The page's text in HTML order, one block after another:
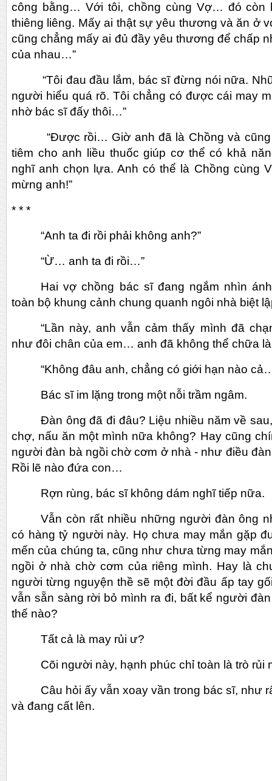
công bằng… Với tôi, chồng cùng Vợ… đó còn
thiêng liêng. Mấy ai thật sự yêu thương và ăn ở
cũng chẳng mấy ai đủ đầy yêu thương để chấp
của nhau…”
“Tôi đau đầu lắm, bác sĩ đừng nói nữa.
người hiểu quá rõ. Tôi chẳng có được cái may
nhờ bác sĩ đấy thôi…”
“Được rồi… Giờ anh đã là Chồng và cũng
tiêm cho anh liều thuốc giúp cơ thể có khả
nghĩ anh chọn lựa. Anh có thể là Chồng cùng
mừng anh!”
* * *
“Anh ta đi rồi phải không anh?”
“Ừ… anh ta đi rồi…”
Hai vợ chồng bác sĩ đang ngắm nhìn
toàn bộ khung cảnh chung quanh ngôi nhà biệt
“Lần này, anh vẫn cảm thấy mình đã
như đôi chân của em… anh đã không thể chữa
“Không đâu anh, chẳng có giới hạn nào
Bác sĩ im lặng trong một nỗi trầm ngâm.
Đàn ông đã đi đâu? Liệu nhiều năm về
chợ, nấu ăn một mình nữa không? Hay cũng
người đàn bà ngồi chờ cơm ở nhà - như điều
Rồi lẽ nào đứa con…
Rợn rùng, bác sĩ không dám nghĩ tiếp nữa.
Vẫn còn rất nhiều những người đàn ông
có hàng tỷ người này. Họ chưa may mắn gặp
mến của chúng ta, cũng như chưa từng may
ngồi ở nhà chờ cơm của riêng mình. Hay là
người từng nguyện thề sẽ một đời đầu ấp tay
vẫn sẵn sàng rời bỏ mình ra đi, bất kể người
thế nào?
Tất cả là may rủi ư?
Cõi người này, hạnh phúc chỉ toàn là trò rủi
Câu hỏi ấy vẫn xoay vần trong bác sĩ, như
và đang cất lên.